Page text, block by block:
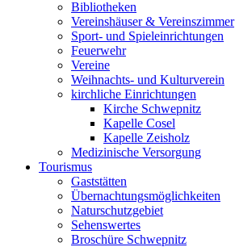
Bibliotheken
Vereinshäuser & Vereinszimmer
Sport- und Spieleinrichtungen
Feuerwehr
Vereine
Weihnachts- und Kulturverein
kirchliche Einrichtungen
Kirche Schwepnitz
Kapelle Cosel
Kapelle Zeisholz
Medizinische Versorgung
Tourismus
Gaststätten
Übernachtungsmöglichkeiten
Naturschutzgebiet
Sehenswertes
Broschüre Schwepnitz